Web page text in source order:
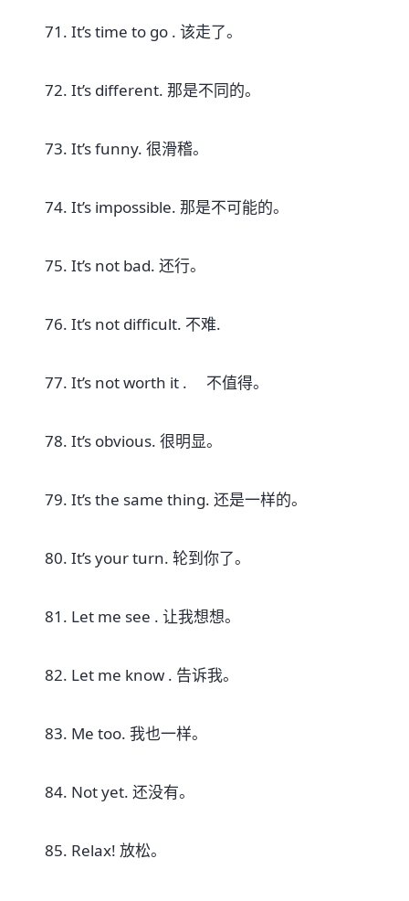
71. It’s time to go . 该走了。
72. It’s different. 那是不同的。
73. It’s funny. 很滑稽。
74. It’s impossible. 那是不可能的。
75. It’s not bad. 还行。
76. It’s not difficult. 不难.
77. It’s not worth it . 不值得。
78. It’s obvious. 很明显。
79. It’s the same thing. 还是一样的。
80. It’s your turn. 轮到你了。
81. Let me see . 让我想想。
82. Let me know . 告诉我。
83. Me too. 我也一样。
84. Not yet. 还没有。
85. Relax! 放松。